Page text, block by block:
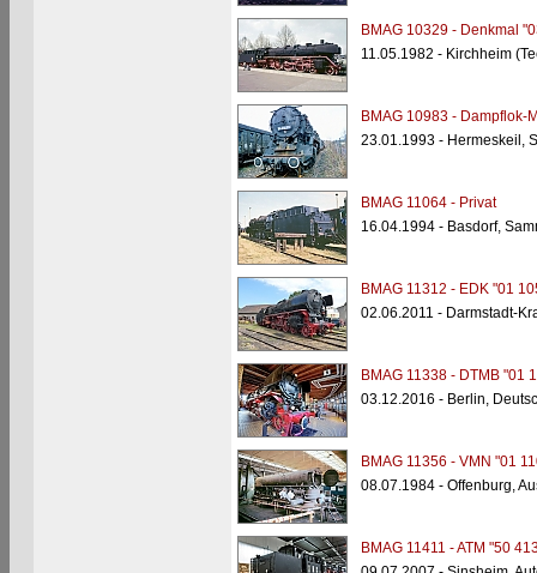
BMAG 10329 - Denkmal
11.05.1982 - Kirchheim
BMAG 10983 - Dampflok-
23.01.1993 - Hermeskeil,
BMAG 11064 - Privat
16.04.1994 - Basdorf,
BMAG 11312 - EDK "01
02.06.2011 - Darmstadt-
BMAG 11338 - DTMB "01
03.12.2016 - Berlin,
BMAG 11356 - VMN "01
08.07.1984 - Offenburg,
BMAG 11411 - ATM "50